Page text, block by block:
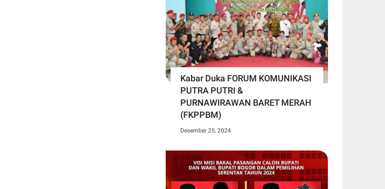
Kabar Duka FORUM KOMUNIKASI
PUTRA PUTRI &
PURNAWIRAWAN BARET MERAH
(FKPPBM)
Desember 25, 2024